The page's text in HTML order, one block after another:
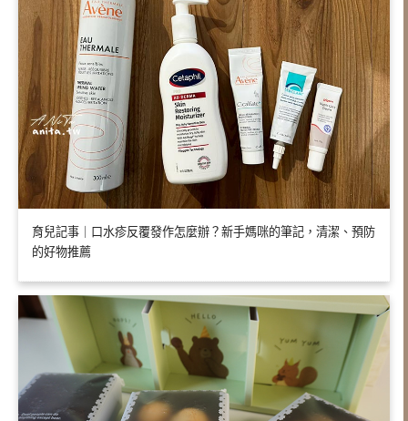
育兒記事｜口水疹反覆發作怎麼辦？新手媽咪的筆記，清潔、預防
的好物推薦